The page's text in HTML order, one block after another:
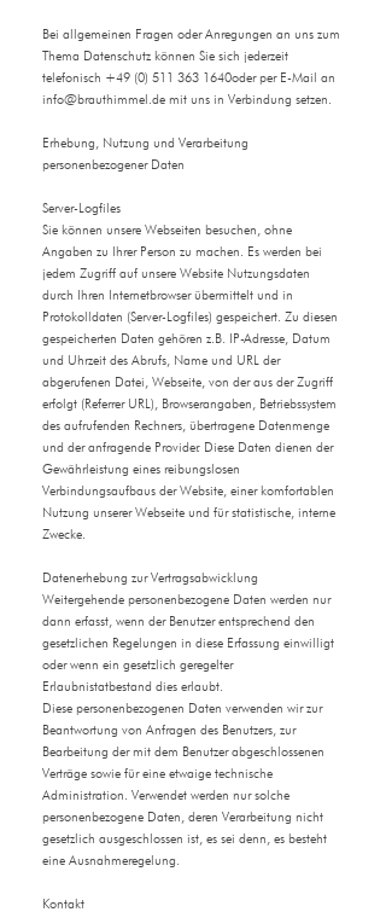
Bei allgemeinen Fragen oder Anregungen an uns zum
Thema Datenschutz können Sie sich jederzeit
telefonisch +49 (0) 511 363 1640oder per E-Mail an
info@brauthimmel.de mit uns in Verbindung setzen.
Erhebung, Nutzung und Verarbeitung
personenbezogener Daten
Server-Logfiles
Sie können unsere Webseiten besuchen, ohne
Angaben zu Ihrer Person zu machen. Es werden bei
jedem Zugriff auf unsere Website Nutzungsdaten
durch Ihren Internetbrowser übermittelt und in
Protokolldaten (Server-Logfiles) gespeichert. Zu diesen
gespeicherten Daten gehören z.B. IP-Adresse, Datum
und Uhrzeit des Abrufs, Name und URL der
abgerufenen Datei, Webseite, von der aus der Zugriff
erfolgt (Referrer URL), Browserangaben, Betriebssystem
des aufrufenden Rechners, übertragene Datenmenge
und der anfragende Provider. Diese Daten dienen der
Gewährleistung eines reibungslosen
Verbindungsaufbaus der Website, einer komfortablen
Nutzung unserer Webseite und für statistische, interne
Zwecke.
Datenerhebung zur Vertragsabwicklung
Weitergehende personenbezogene Daten werden nur
dann erfasst, wenn der Benutzer entsprechend den
gesetzlichen Regelungen in diese Erfassung einwilligt
oder wenn ein gesetzlich geregelter
Erlaubnistatbestand dies erlaubt.
Diese personenbezogenen Daten verwenden wir zur
Beantwortung von Anfragen des Benutzers, zur
Bearbeitung der mit dem Benutzer abgeschlossenen
Verträge sowie für eine etwaige technische
Administration. Verwendet werden nur solche
personenbezogene Daten, deren Verarbeitung nicht
gesetzlich ausgeschlossen ist, es sei denn, es besteht
eine Ausnahmeregelung.
Kontakt